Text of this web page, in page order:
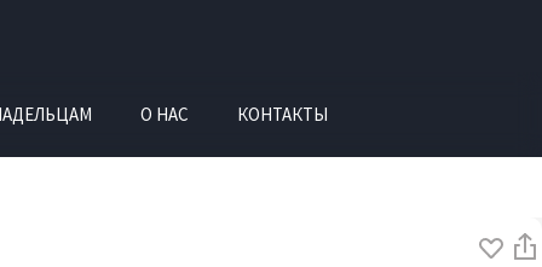
О НАС КОНТАКТЫ